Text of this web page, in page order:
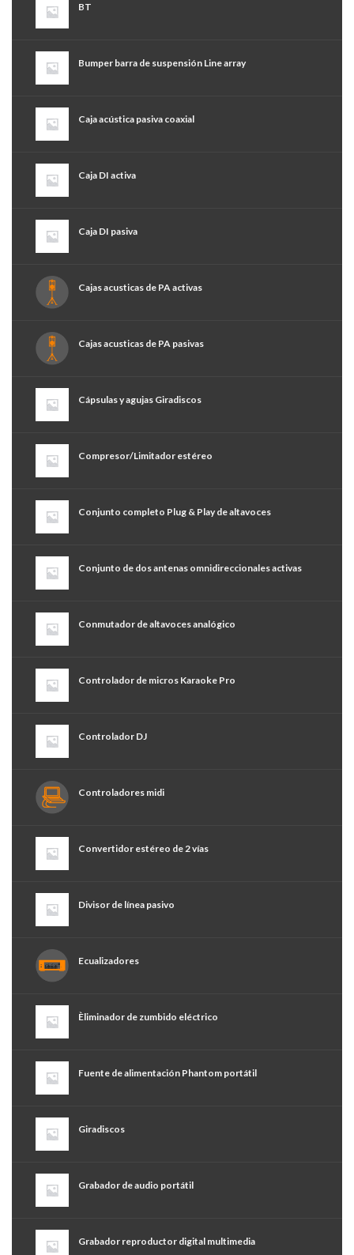
BT
Bumper barra de suspensión Line array
Caja acústica pasiva coaxial
Caja DI activa
Caja DI pasiva
Cajas acusticas de PA activas
Cajas acusticas de PA pasivas
Cápsulas y agujas Giradiscos
Compresor/Limitador estéreo
Conjunto completo Plug & Play de altavoces
Conjunto de dos antenas omnidireccionales activas
Conmutador de altavoces analógico
Controlador de micros Karaoke Pro
Controlador DJ
Controladores midi
Convertidor estéreo de 2 vías
Divisor de línea pasivo
Ecualizadores
Èliminador de zumbido eléctrico
Fuente de alimentación Phantom portátil
Giradiscos
Grabador de audio portátil
Grabador reproductor digital multimedia